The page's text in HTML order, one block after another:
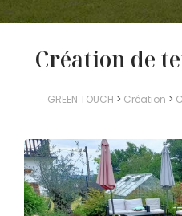
Création de
GREEN TOUCH > Création >